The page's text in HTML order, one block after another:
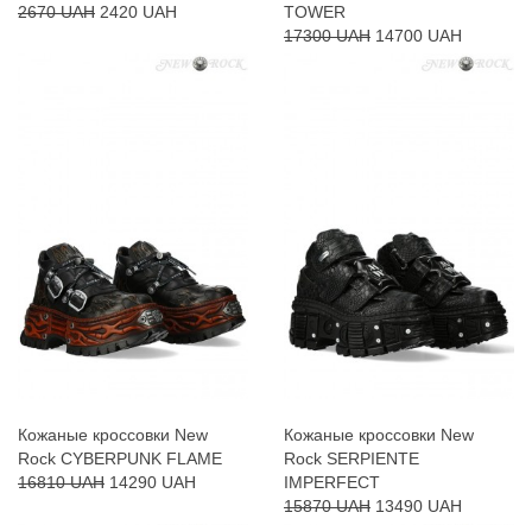
2670 UAH 2420 UAH
TOWER
17300 UAH 14700 UAH
Кожаные кроссовки New
Rock CYBERPUNK FLAME
16810 UAH 14290 UAH
Кожаные кроссовки New
Rock SERPIENTE
IMPERFECT
15870 UAH 13490 UAH